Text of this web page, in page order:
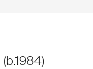
(b.1984)